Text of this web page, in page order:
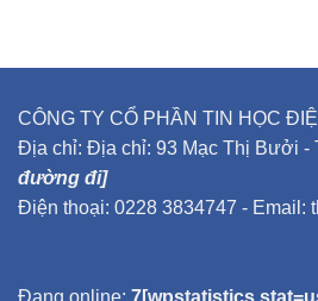
CÔNG TY CỔ PHẦN TIN HỌC
Địa chỉ: Địa chỉ: 93 Mạc Thị Bưởi -
đường đi]
Điện thoại: 0228 3834747 - Email: